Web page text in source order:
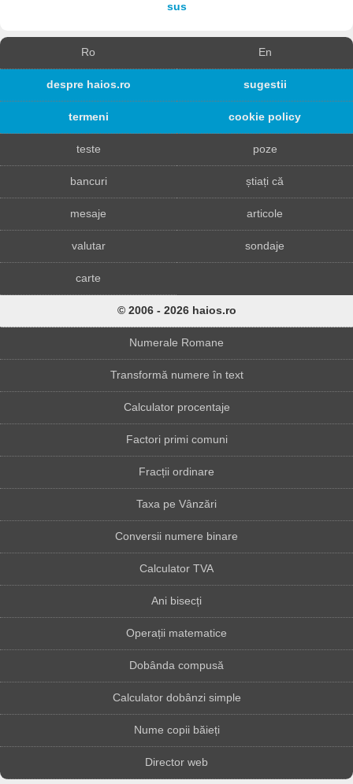
sus
Ro En
despre haios.ro sugestii
termeni cookie policy
teste poze
bancuri știați că
mesaje articole
valutar sondaje
carte
© 2006 - 2026 haios.ro
Numerale Romane
Transformă numere în text
Calculator procentaje
Factori primi comuni
Fracții ordinare
Taxa pe Vânzări
Conversii numere binare
Calculator TVA
Ani bisecți
Operații matematice
Dobânda compusă
Calculator dobânzi simple
Nume copii băieți
Director web